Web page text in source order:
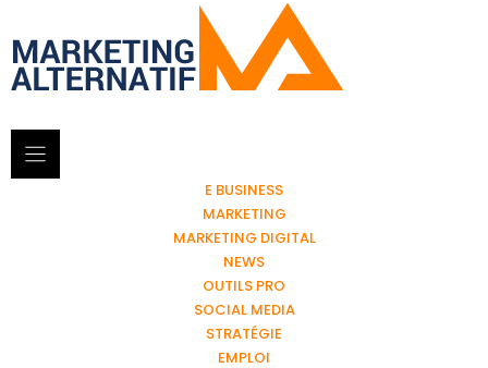
E BUSINESS
MARKETING
MARKETING DIGITAL
NEWS
OUTILS PRO
SOCIAL MEDIA
STRATÉGIE
EMPLOI